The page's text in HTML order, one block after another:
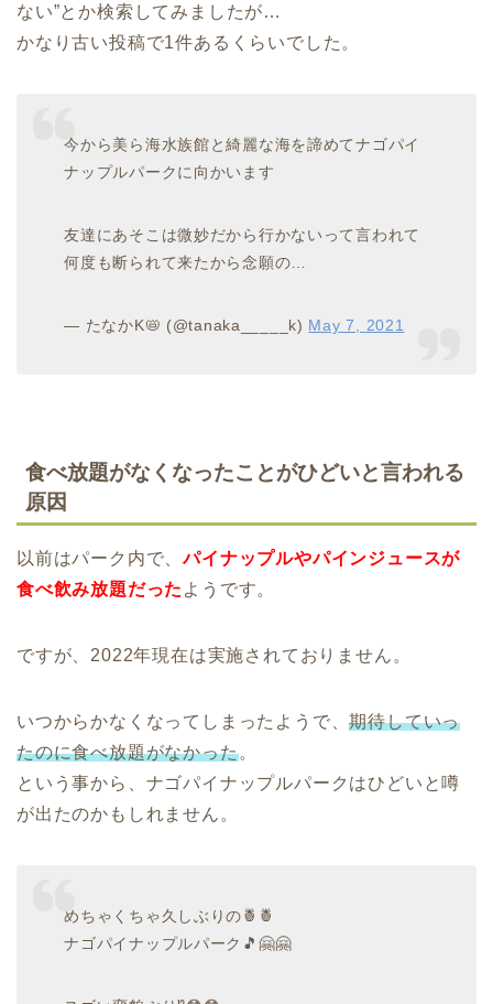
ない”とか検索してみましたが…
かなり古い投稿で1件あるくらいでした。
今から美ら海水族館と綺麗な海を諦めてナゴパイ
ナップルパークに向かいます
友達にあそこは微妙だから行かないって言われて
何度も断られて来たから念願の…
— たなかK📛 (@tanaka_____k) May 7, 2021
食べ放題がなくなったことがひどいと言われる
原因
以前はパーク内で、パイナップルやパインジュースが
食べ飲み放題だった ようです。
ですが、2022年現在は実施されておりません。
いつからかなくなってしまったようで、期待していっ
たのに食べ放題がなかった。
という事から、ナゴパイナップルパークはひどいと噂
が出たのかもしれません。
めちゃくちゃ久しぶりの🍍🍍
ナゴパイナップルパーク🎵🤗🤗